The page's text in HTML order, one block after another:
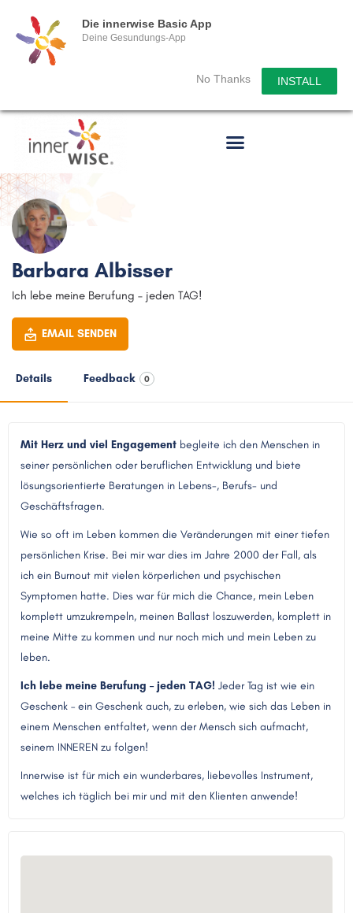
Die innerwise Basic App
Deine Gesundungs-App
No Thanks INSTALL
Barbara Albisser
Ich lebe meine Berufung – jeden TAG!
EMAIL SENDEN
Details Feedback 0
Mit Herz und viel Engagement begleite ich den Menschen in
seiner persönlichen oder beruflichen Entwicklung und biete
lösungsorientierte Beratungen in Lebens-, Berufs- und
Geschäftsfragen.
Wie so oft im Leben kommen die Veränderungen mit einer tiefen
persönlichen Krise. Bei mir war dies im Jahre 2000 der Fall, als
ich ein Burnout mit vielen körperlichen und psychischen
Symptomen hatte. Dies war für mich die Chance, mein Leben
komplett umzukrempeln, meinen Ballast loszuwerden, komplett in
meine Mitte zu kommen und nur noch mich und mein Leben zu
leben.
Ich lebe meine Berufung – jeden TAG! Jeder Tag ist wie ein
Geschenk – ein Geschenk auch, zu erleben, wie sich das Leben in
einem Menschen entfaltet, wenn der Mensch sich aufmacht,
seinem INNEREN zu folgen!
Innerwise ist für mich ein wunderbares, liebevolles Instrument,
welches ich täglich bei mir und mit den Klienten anwende!